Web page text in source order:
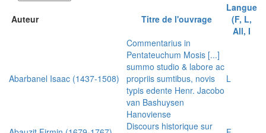
Auteur Titre de l'ouvrage
Langue
(F, L,
All, I
Abarbanel Isaac (1437-1508)
Commentarius in
Pentateuchum Mosis [...]
summo studio & labore ac
propriis sumtibus, novis
typis edente Henr. Jacobo
van Bashuysen
Hanoviense
L
Discours historique sur